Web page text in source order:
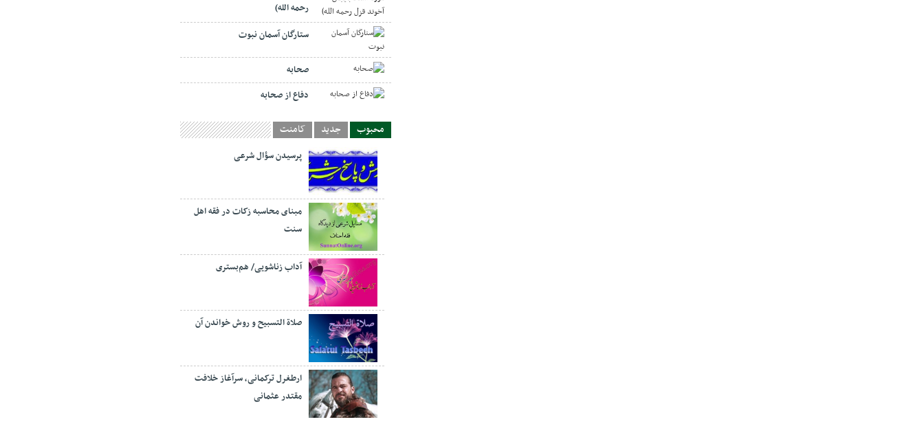
رحمه الله)
ستارگان آسمان نبوت
صحابه
دفاع از صحابه
محبوب جدید کامنت
پرسیدن سؤال شرعی
مبنای محاسبه زکات در فقه اهل
سنت
آداب زناشویی/ هم‌بستری
صلاة التسبيح و روش خواندن آن
ارطغرل ترکمانی، سرآغاز خلافت
مقتدر عثمانی